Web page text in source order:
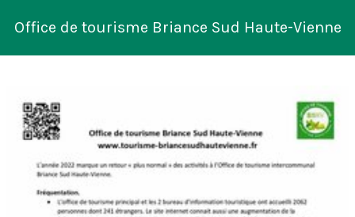
Office de tourisme Briance Sud Haute-Vienne